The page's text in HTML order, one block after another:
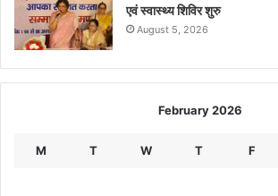
एवं स्वास्थ्य शिविर शुरु
August 5, 2026
February 2026
M T W T F